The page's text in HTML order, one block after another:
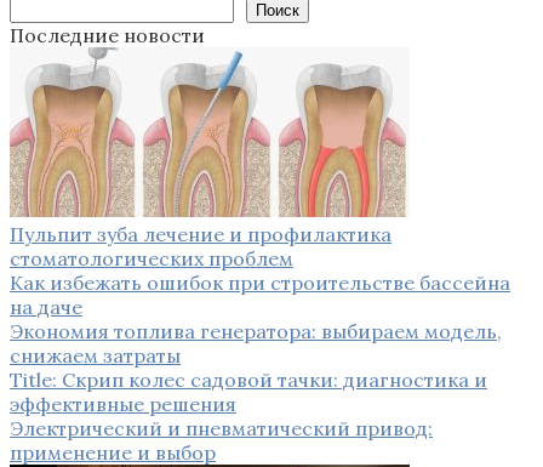
Поиск
Последние новости
Пульпит зуба лечение и профилактика
стоматологических проблем
Как избежать ошибок при строительстве бассейна
на даче
Экономия топлива генератора: выбираем модель,
снижаем затраты
Title: Скрип колес садовой тачки: диагностика и
эффективные решения
Электрический и пневматический привод:
применение и выбор